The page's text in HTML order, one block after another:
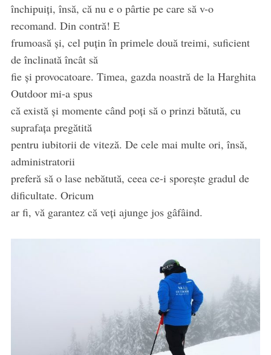
închipuiți, însă, că nu e o pârtie pe care să v-o
recomand. Din contră! E
frumoasă și, cel puțin în primele două treimi, suficient
de înclinată încât să
fie și provocatoare. Timea, gazda noastră de la Harghita
Outdoor mi-a spus
că există și momente când poți să o prinzi bătută, cu
suprafața pregătită
pentru iubitorii de viteză. De cele mai multe ori, însă,
administratorii
preferă să o lase nebătută, ceea ce-i sporește gradul de
dificultate. Oricum
ar fi, vă garantez că veți ajunge jos gâfâind.